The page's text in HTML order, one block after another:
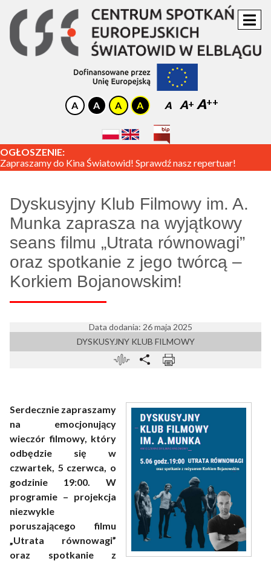
A A A
OGŁOSZENIE:
Zapraszamy do Kina Światowid! Sprawdź nasz repertuar!
Dyskusyjny Klub Filmowy im. A.
Munka zaprasza na wyjątkowy
seans filmu „Utrata równowagi”
oraz spotkanie z jego twórcą –
Korkiem Bojanowskim!
Data dodania: 26 maja 2025
DYSKUSYJNY KLUB FILMOWY
Serdecznie zapraszamy
na emocjonujący
wieczór filmowy, który
odbędzie się w
czwartek, 5 czerwca, o
godzinie 19:00. W
programie – projekcja
niezwykle
poruszającego filmu
„Utrata równowagi”
oraz spotkanie z